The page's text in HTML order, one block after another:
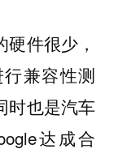
件很少，
兼容性测
时也是汽车
达成合